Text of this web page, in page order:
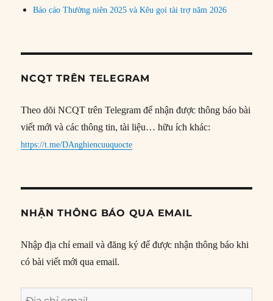
Báo cáo Thường niên 2025 và Kêu gọi tài trợ năm 2026
NCQT TRÊN TELEGRAM
Theo dõi NCQT trên Telegram để nhận được thông báo bài
viết mới và các thông tin, tài liệu… hữu ích khác:
https://t.me/DAnghiencuuquocte
NHẬN THÔNG BÁO QUA EMAIL
Nhập địa chỉ email và đăng ký để được nhận thông báo khi
có bài viết mới qua email.
Địa